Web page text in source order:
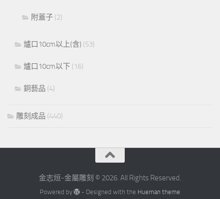
附蓋子 (2)
爐口10cm以上(含) (53)
爐口10cm以下 (16)
銅藝品 (4)
雕刻成品 (440)
金志烜-金屬雕刻 © 2026. All Rights Reserved.
Powered by - Designed with the Hueman theme